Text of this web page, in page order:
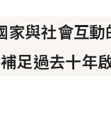
家與社會互
足過去十年